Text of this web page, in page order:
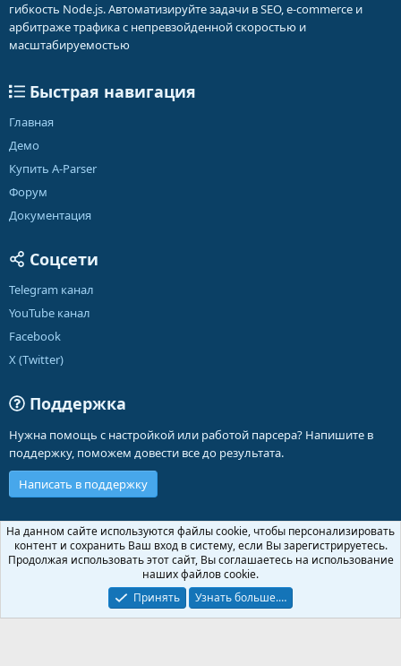
гибкость Node.js. Автоматизируйте задачи в SEO, e-commerce и
арбитраже трафика с непревзойденной скоростью и
масштабируемостью
Быстрая навигация
Главная
Демо
Купить A-Parser
Форум
Документация
Соцсети
Telegram канал
YouTube канал
Facebook
X (Twitter)
Поддержка
Нужна помощь с настройкой или работой парсера? Напишите в
поддержку, поможем довести все до результата.
Написать в поддержку
Russian (RU)
Обратная связь
Условия и правила
Политика конфиденциальности
Помощь
Community platform by XenForo ® © 2010-2026 XenForo Ltd.
На данном сайте используются файлы cookie, чтобы персонализировать
контент и сохранить Ваш вход в систему, если Вы зарегистрируетесь.
Продолжая использовать этот сайт, Вы соглашаетесь на использование
наших файлов cookie.
Принять
Узнать больше.…